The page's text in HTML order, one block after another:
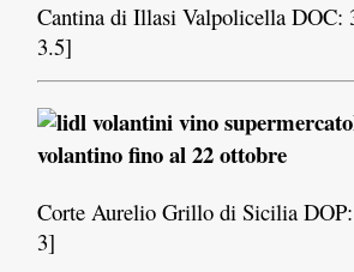
Cantina di Illasi Valpolicella DOC:
3.5]
volantino fino al 22 ottobre
Corte Aurelio Grillo di Sicilia
3]